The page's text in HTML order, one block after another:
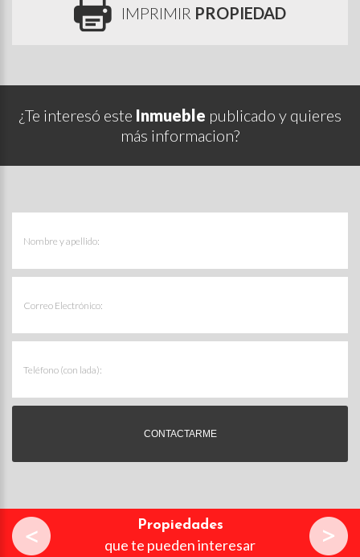
IMPRIMIR PROPIEDAD
¿Te interesó este Inmueble publicado y quieres
más informacion?
Propiedades
que te pueden interesar